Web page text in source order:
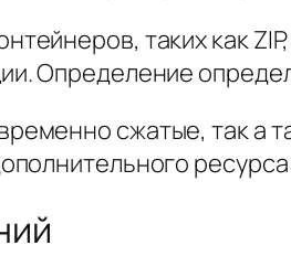
таких как
Определение
сжатые, так а